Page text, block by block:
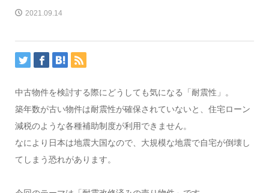
2021.09.14
中古物件を検討する際にどうしても気になる「耐震性」。
築年数が古い物件は耐震性が確保されていないと、住宅ローン
減税のような各種補助制度が利用できません。
なにより日本は地震大国なので、大規模な地震で自宅が倒壊し
てしまう恐れがあります。